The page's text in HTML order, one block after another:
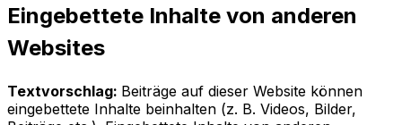
Eingebettete Inhalte von anderen
Websites
Textvorschlag: Beiträge auf dieser Website können
eingebettete Inhalte beinhalten (z. B. Videos, Bilder,